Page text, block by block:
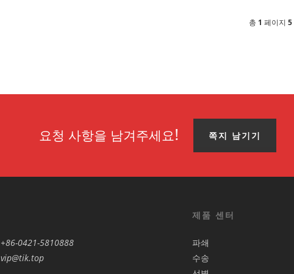
총 1 페이지 5
요청 사항을 남겨주세요! 쪽지 남기기
+86-0421-5810888
vip@tik.top
제품 센터
파쇄
수송